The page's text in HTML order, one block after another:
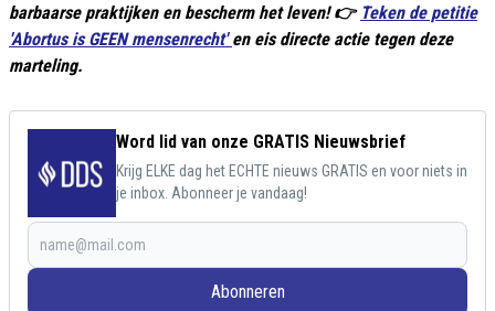
barbaarse praktijken en bescherm het leven! 👉 Teken de petitie
'Abortus is GEEN mensenrecht'en eis directe actie tegen deze
marteling.
Word lid van onze GRATIS Nieuwsbrief
Krijg ELKE dag het ECHTE nieuws GRATIS en voor niets in
je inbox. Abonneer je vandaag!
Abonneren